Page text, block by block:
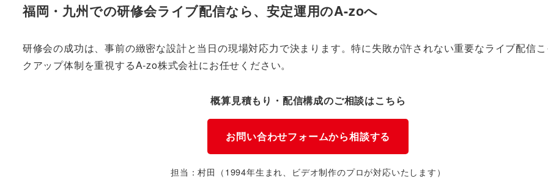
福岡・九州での研修会ライブ配信なら、安定運用のA-zoへ
研修会の成功は、事前の緻密な設計と当日の現場対応力で決まります。特に失敗が許されない重要なライブ配信
クアップ体制を重視するA-zo株式会社にお任せください。
概算見積もり・配信構成のご相談はこちら
お問い合わせフォームから相談する
担当：村田（1994年生まれ、ビデオ制作のプロが対応いたします）